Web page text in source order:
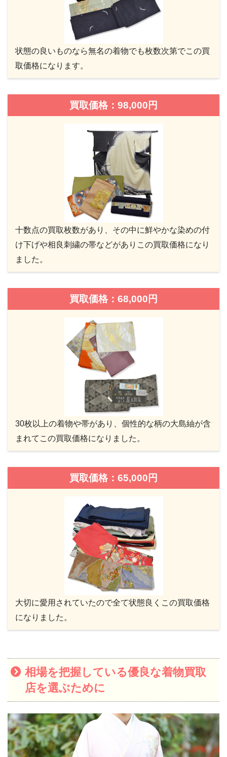
状態の良いものなら無名の着物でも枚数次第でこの買
取価格になります。
買取価格：98,000円
十数点の買取枚数があり、その中に鮮やかな染めの付
け下げや相良刺繍の帯などがありこの買取価格になり
ました。
買取価格：68,000円
30枚以上の着物や帯があり、個性的な柄の大島紬が含
まれてこの買取価格になりました。
買取価格：65,000円
大切に愛用されていたので全て状態良くこの買取価格
になりました。
相場を把握している優良な着物買取
店を選ぶために